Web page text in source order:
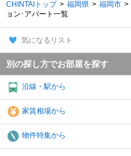
CHINTAIトップ 福岡県 福岡市
ョン･アパート一覧
気になるリスト
別の探し方でお部屋を探す
沿線・駅から
家賃相場から
物件特集から